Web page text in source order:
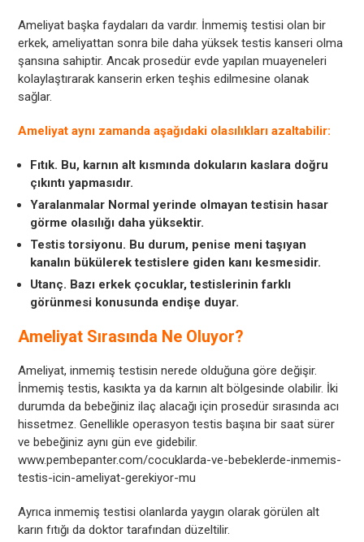
Ameliyat başka faydaları da vardır. İnmemiş testisi olan bir
erkek, ameliyattan sonra bile daha yüksek testis kanseri olma
şansına sahiptir. Ancak prosedür evde yapılan muayeneleri
kolaylaştırarak kanserin erken teşhis edilmesine olanak
sağlar.
Ameliyat aynı zamanda aşağıdaki olasılıkları azaltabilir:
Fıtık. Bu, karnın alt kısmında dokuların kaslara doğru
çıkıntı yapmasıdır.
Yaralanmalar Normal yerinde olmayan testisin hasar
görme olasılığı daha yüksektir.
Testis torsiyonu. Bu durum, penise meni taşıyan
kanalın bükülerek testislere giden kanı kesmesidir.
Utanç. Bazı erkek çocuklar, testislerinin farklı
görünmesi konusunda endişe duyar.
Ameliyat Sırasında Ne Oluyor?
Ameliyat, inmemiş testisin nerede olduğuna göre değişir.
İnmemiş testis, kasıkta ya da karnın alt bölgesinde olabilir. İki
durumda da bebeğiniz ilaç alacağı için prosedür sırasında acı
hissetmez. Genellikle operasyon testis başına bir saat sürer
ve bebeğiniz aynı gün eve gidebilir.
www.pembepanter.com/cocuklarda-ve-bebeklerde-inmemis-
testis-icin-ameliyat-gerekiyor-mu
Ayrıca inmemiş testisi olanlarda yaygın olarak görülen alt
karın fıtığı da doktor tarafından düzeltilir.